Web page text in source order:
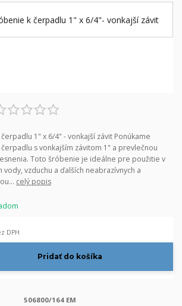
1" x 6/4" - vonkajší závit Ponúkame
s vonkajším závitom 1" a prevlečnou
Toto šróbenie je ideálne pre použitie v
vzduchu a ďalších neabrazívnych a
celý popis
DPH
Pridať do košíka
506800/164 EM